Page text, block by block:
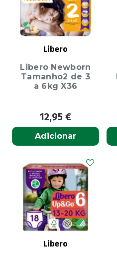
Libero
Libero Newborn
Tamanho2 de 3
a 6kg X36
12,95 €
Adicionar
Libero